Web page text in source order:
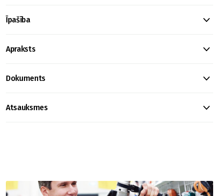
Īpašība
Apraksts
Dokuments
Atsauksmes